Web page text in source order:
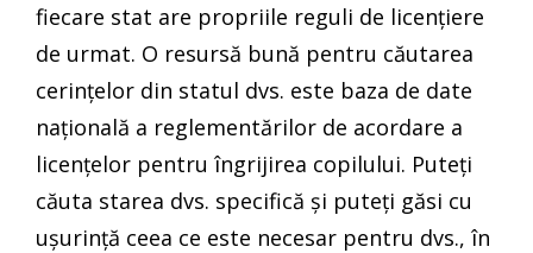
fiecare stat are propriile reguli de licențiere
de urmat. O resursă bună pentru căutarea
cerințelor din statul dvs. este baza de date
națională a reglementărilor de acordare a
licențelor pentru îngrijirea copilului. Puteți
căuta starea dvs. specifică și puteți găsi cu
ușurință ceea ce este necesar pentru dvs., în